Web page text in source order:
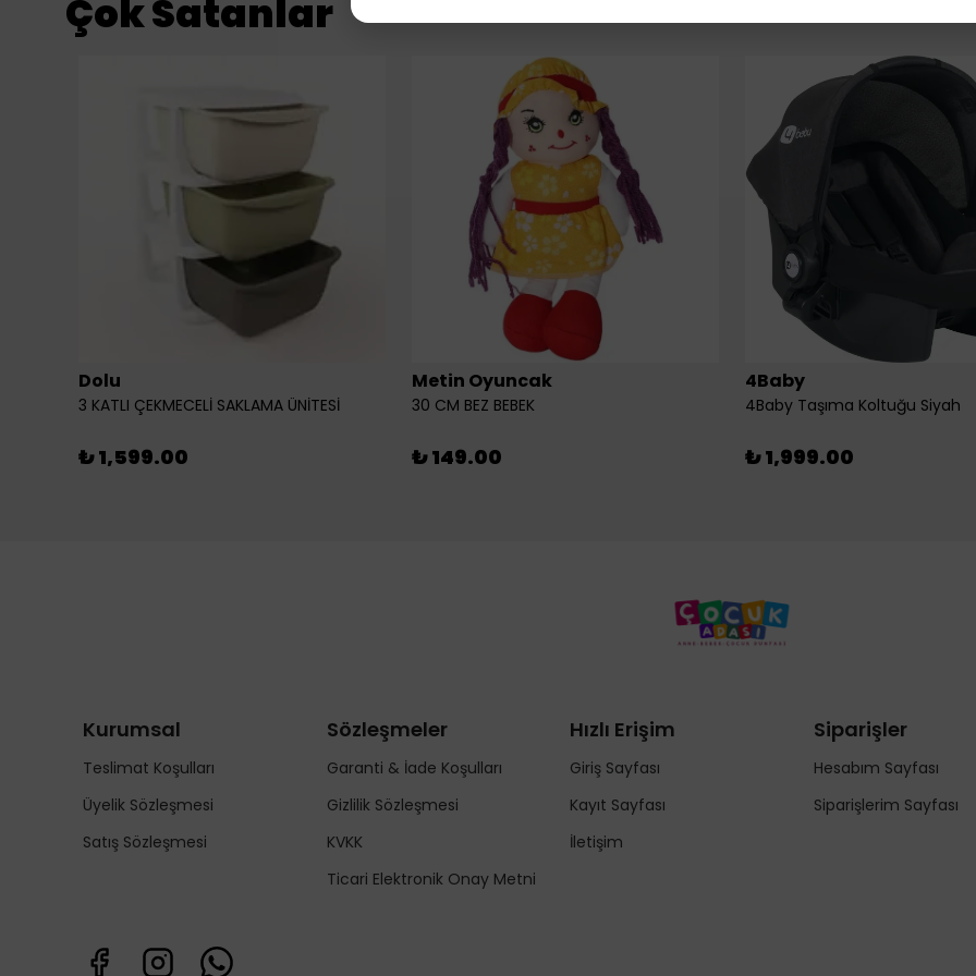
Çok Satanlar
Dolu
3 KATLI ÇEKMECELİ SAKLAMA ÜNİTESİ
₺ 1,599.00
Metin Oyuncak
30 CM BEZ BEBEK
₺ 149.00
4Baby
4Baby Taşıma Koltuğu Siyah
₺ 1,999.00
Kurumsal
Teslimat Koşulları
Üyelik Sözleşmesi
Satış Sözleşmesi
Sözleşmeler
Garanti & İade Koşulları
Gizlilik Sözleşmesi
KVKK
Ticari Elektronik Onay Metni
Hızlı Erişim
Giriş Sayfası
Kayıt Sayfası
İletişim
Siparişler
Hesabım Sayfası
Siparişlerim Sayfası